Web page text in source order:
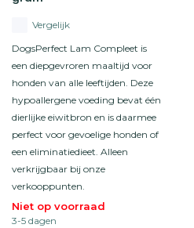
Vergelijk
DogsPerfect Lam Compleet is
een diepgevroren maaltijd voor
honden van alle leeftijden. Deze
hypoallergene voeding bevat één
dierlijke eiwitbron en is daarmee
perfect voor gevoelige honden of
een eliminatiedieet. Alleen
verkrijgbaar bij onze
verkooppunten.
Niet op voorraad
3-5 dagen